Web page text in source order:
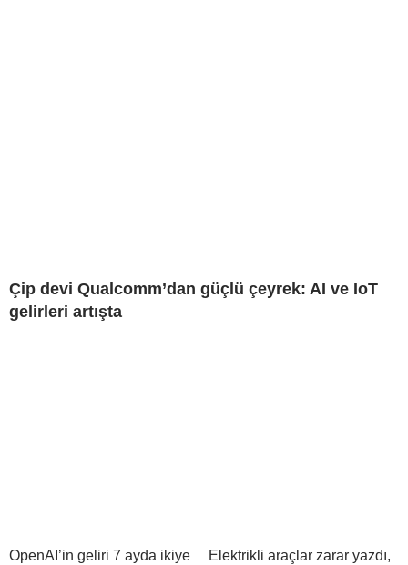
Çip devi Qualcomm’dan güçlü çeyrek: AI ve IoT
gelirleri artışta
OpenAI’in geliri 7 ayda ikiye
Elektrikli araçlar zarar yazdı,